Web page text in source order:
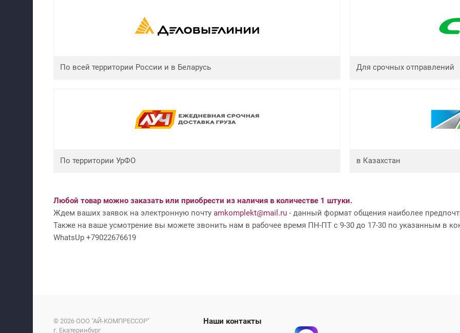
По всей территории России и в Беларусь Для срочных отправлений
По территории УрФО в Казахстан
Любой товар можно заказать или приобрести из наличия в количестве 1 штуки.
Ждем ваших заявок на электронную почту amkomplekt@mail.ru - данный формат общения наиболее
Также на ваше усмотрение вы можете звонить нам в рабочее время ПН-ПТ с 9-30 до 17-30 по указанным в
WhatsUp +79022676619
© 2026 ООО "АЙ-КОМПРЕССОР"
г. Екатеринбург
Наши контакты